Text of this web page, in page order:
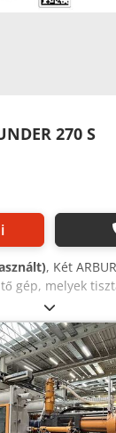
270 S
, Két
gép, melyek
Adqjr
ára együtt: